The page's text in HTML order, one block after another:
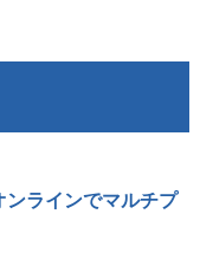
ラインでマルチプ